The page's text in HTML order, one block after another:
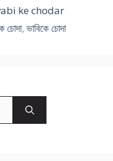
ke chodar
চোদা, ভাবিকে চোদা